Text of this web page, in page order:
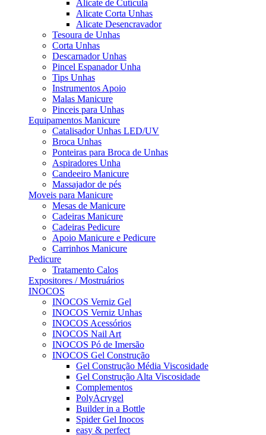
Alicate de Cutícula
Alicate Corta Unhas
Alicate Desencravador
Tesoura de Unhas
Corta Unhas
Descarnador Unhas
Pincel Espanador Unha
Tips Unhas
Instrumentos Apoio
Malas Manicure
Pinceis para Unhas
Equipamentos Manicure
Catalisador Unhas LED/UV
Broca Unhas
Ponteiras para Broca de Unhas
Aspiradores Unha
Candeeiro Manicure
Massajador de pés
Moveis para Manicure
Mesas de Manicure
Cadeiras Manicure
Cadeiras Pedicure
Apoio Manicure e Pedicure
Carrinhos Manicure
Pedicure
Tratamento Calos
Expositores / Mostruários
INOCOS
INOCOS Verniz Gel
INOCOS Verniz Unhas
INOCOS Acessórios
INOCOS Nail Art
INOCOS Pó de Imersão
INOCOS Gel Construção
Gel Construção Média Viscosidade
Gel Construção Alta Viscosidade
Complementos
PolyAcrygel
Builder in a Bottle
Spider Gel Inocos
easy & perfect